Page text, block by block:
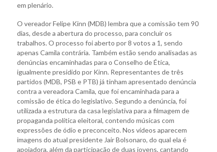
em plenário.
O vereador Felipe Kinn (MDB) lembra que a comissão tem 90
dias, desde a abertura do processo, para concluir os
trabalhos. O processo foi aberto por 8 votos a 1, sendo
apenas Camila contrária. Também estão sendo analisadas as
denúncias encaminhadas para o Conselho de Ética,
igualmente presidido por Kinn. Representantes de três
partidos (MDB, PSB e PTB) já tinham apresentado denúncia
contra a vereadora Camila, que foi encaminhada para a
comissão de ética do legislativo. Segundo a denúncia, foi
utilizada a estrutura da casa legislativa para a filmagem de
propaganda política eleitoral, contendo músicas com
expressões de ódio e preconceito. Nos vídeos aparecem
imagens do atual presidente Jair Bolsonaro, do qual ela é
apoiadora, além da participação de duas jovens, cantando